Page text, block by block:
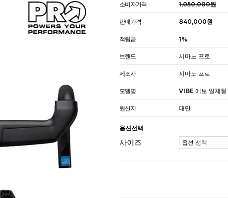
소비자가격 1,050,000원
판매가격 840,000원
적립금 1%
브랜드 시마노 프로
제조사 시마노 프로
모델명 VIBE 에보 일체형
원산지 대만
옵션선택
사이즈